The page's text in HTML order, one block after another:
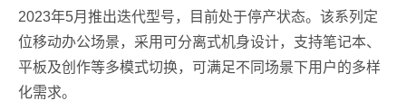
2023年5月推出迭代型号，目前处于停产状态。该系列定
位移动办公场景，采用可分离式机身设计，支持笔记本、
平板及创作等多模式切换，可满足不同场景下用户的多样
化需求。